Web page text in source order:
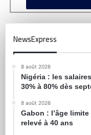
NewsExpress
8 août 2026
Nigéria : les
30% à 80% dès
8 août 2026
Gabon : l’âge
relevé à 40 ans